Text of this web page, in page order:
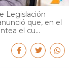
Legislación
que, en el
el cu...